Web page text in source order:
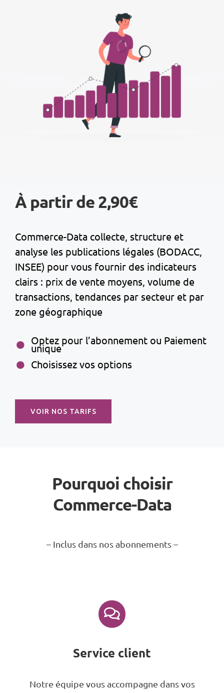
À partir de 2,90€
Commerce-Data collecte, structure et
analyse les publications légales (BODACC,
INSEE) pour vous fournir des indicateurs
clairs : prix de vente moyens, volume de
transactions, tendances par secteur et par
zone géographique
Optez pour l’abonnement ou Paiement
unique
Choisissez vos options
VOIR NOS TARIFS
Pourquoi choisir
Commerce-Data
– Inclus dans nos abonnements –
Service client
Notre équipe vous accompagne dans vos